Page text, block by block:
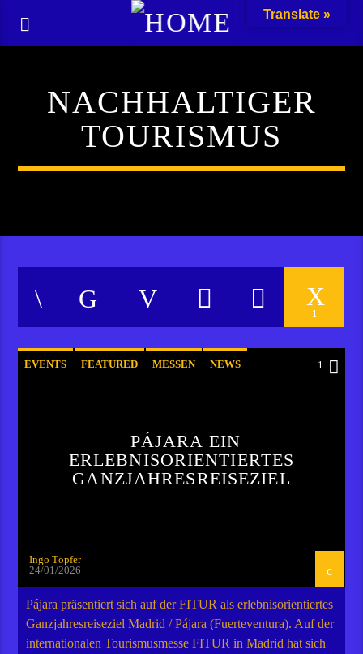
NACHHALTIGER
TOURISMUS
1
EVENTS FEATURED MESSEN NEWS 1
PÁJARA EIN
ERLEBNISORIENTIERTES
GANZJAHRESREISEZIEL
Ingo Töpfer
24/01/2026
Pájara präsentiert sich auf der FITUR als erlebnisorientiertes
Ganzjahresreiseziel Madrid / Pájara (Fuerteventura). Auf der
internationalen Tourismusmesse FITUR in Madrid hat sich
Translate »